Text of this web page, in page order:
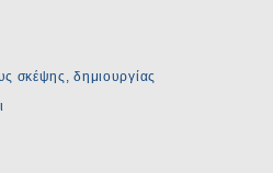
σκέψης, δημιουργίας